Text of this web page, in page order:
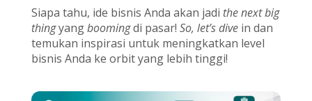
Siapa tahu, ide bisnis Anda akan jadi the next big
thingyangboomingdi pasar! So, let’s dive in dan
temukan inspirasi untuk meningkatkan level
bisnis Anda ke orbit yang lebih tinggi!